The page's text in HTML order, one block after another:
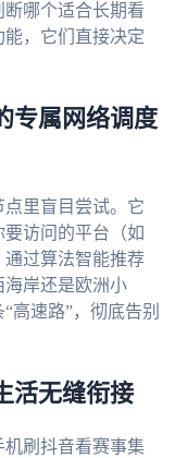
哪个适合长期看
，它们直接决定
专属网络调度
里盲目尝试。它
访问的平台（如
过算法智能推荐
岸还是欧洲小
高速路”，彻底告别
活无缝衔接
刷抖音看赛事集